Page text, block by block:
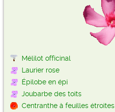
Mélilot officinal
Laurier rose
Épilobe en épi
Joubarbe des toits
Centranthe à feuilles étroites